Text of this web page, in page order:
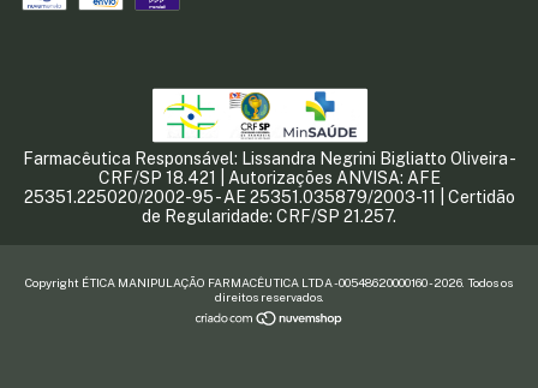
Farmacêutica Responsável: Lissandra Negrini Bigliatto Oliveira -
CRF/SP 18.421 | Autorizações ANVISA: AFE
25351.225020/2002-95 - AE 25351.035879/2003-11 | Certidão
de Regularidade: CRF/SP 21.257.
Copyright ÉTICA MANIPULAÇÃO FARMACÊUTICA LTDA - 00548620000160 - 2026. Todos os
direitos reservados.